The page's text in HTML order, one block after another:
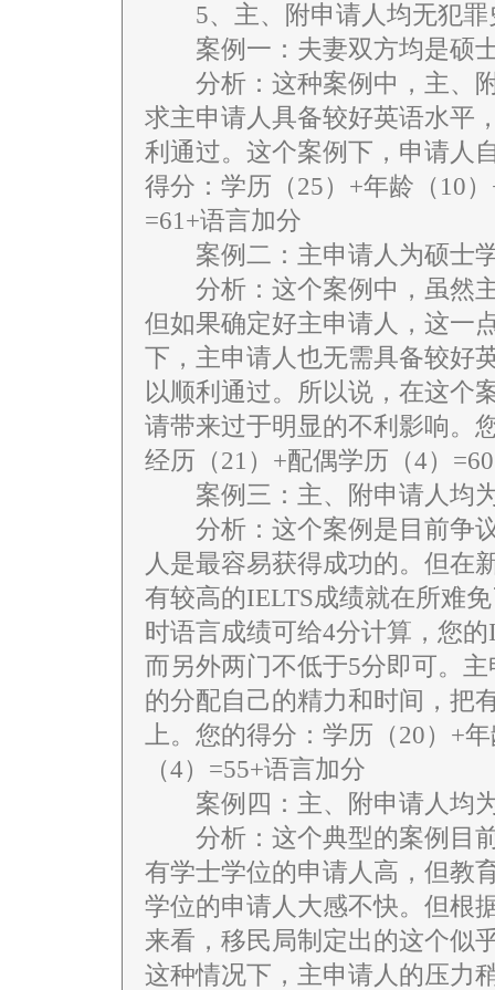
5、主、附申请人均无犯罪
案例一：夫妻双方均是硕
分析：这种案例中，主、附
求主申请人具备较好英语水平
利通过。这个案例下，申请人
得分：学历（25）+年龄（10
=61+语言加分
案例二：主申请人为硕士学
分析：这个案例中，虽然主
但如果确定好主申请人，这一
下，主申请人也无需具备较好
以顺利通过。所以说，在这个
请带来过于明显的不利影响。
经历（21）+配偶学历（4）
案例三：主、附申请人均为
分析：这个案例是目前争议
人是最容易获得成功的。但在
有较高的IELTS成绩就在所难
时语言成绩可给4分计算，您
而另外两门不低于5分即可。
的分配自己的精力和时间，把
上。您的得分：学历（20）+
（4）=55+语言加分
案例四：主、附申请人均为
分析：这个典型的案例目前
有学士学位的申请人高，但教
学位的申请人大感不快。但根
来看，移民局制定出的这个似
这种情况下，主申请人的压力